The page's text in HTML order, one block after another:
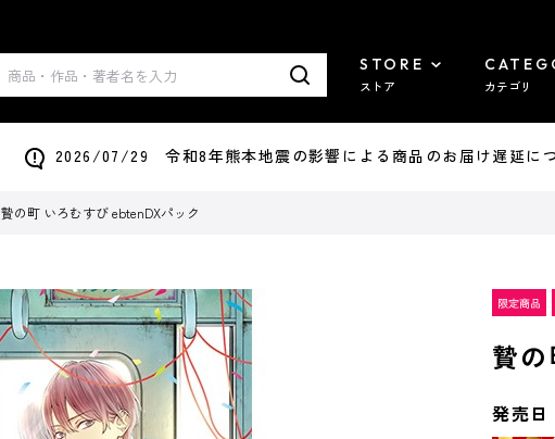
STORE
ストア カテゴリ
2026/07/29 令和8年熊本地震の影響による商品のお届け遅延に
贄の町 いろむすび ebtenDXパック
贄
発売日